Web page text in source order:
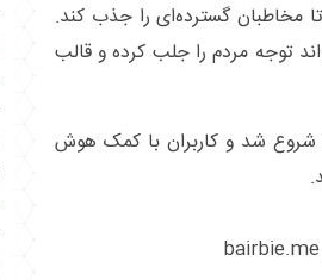
مخاطبان گسترده‌ای را جذب کند.
توجه مردم را جلب کرده و قالب
شد و کاربران با کمک هوش